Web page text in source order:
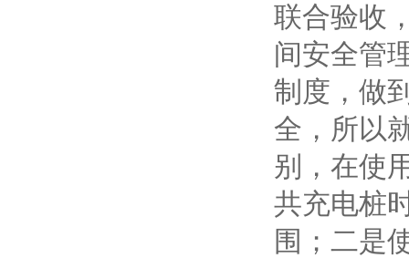
联合验收
间安全管
制度，做
全，所以
别，在使
共充电桩
围；二是